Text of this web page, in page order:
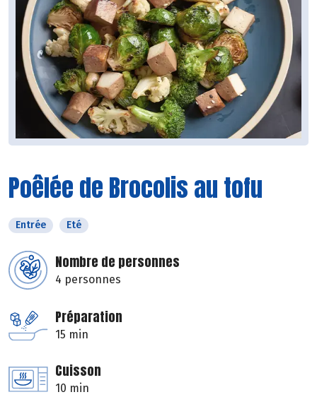
Poêlée de Brocolis au tofu
Entrée Eté
Nombre de personnes
4 personnes
Préparation
15 min
Cuisson
10 min